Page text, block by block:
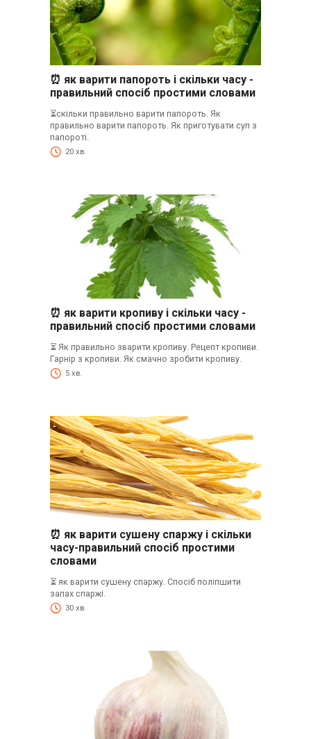
⏰ як варити папороть і скільки часу -
правильний спосіб простими словами
⏳скільки правильно варити папороть. Як
правильно варити папороть. Як приготувати суп з
папороті.
20 хв.
⏰ як варити кропиву і скільки часу -
правильний спосіб простими словами
⏳ Як правильно зварити кропиву. Рецепт кропиви.
Гарнір з кропиви. Як смачно зробити кропиву.
5 хв.
⏰ як варити сушену спаржу і скільки
часу-правильний спосіб простими
словами
⏳ як варити сушену спаржу. Спосіб поліпшити
запах спаржі.
30 хв.